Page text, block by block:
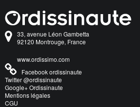
33, avenue Léon Gambetta
92120 Montrouge, France
www.ordissimo.com
Facebook ordissinaute
Twitter @ordissinaute
Google+ Ordissinaute
Mentions légales
CGU